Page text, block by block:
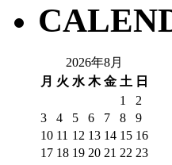
2026年8月
月 火 水 木 金 土 日
1
2
3
4 5 6 7 8
9
10 11 12 13 14 15 16
17 18 19 20 21 22 23